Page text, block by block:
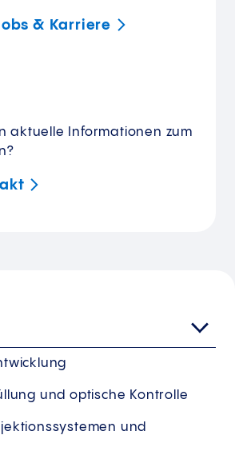
& Karriere
aktuelle Informationen zum
und optische Kontrolle
und